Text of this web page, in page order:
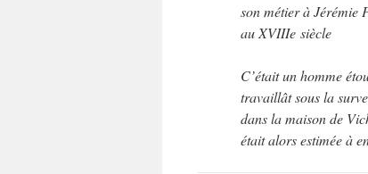
son métier à Jérémie
au XVIIIe siècle
C’était un homme
travaillât sous la
dans la maison de
était alors estimée à